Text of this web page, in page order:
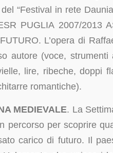
“Festival in rete
PUGLIA 2007/2013
L’opera di
autore (voce,
lire, ribeche, doppi
romantiche).
MEDIEVALE. La
percorso per scoprire
carico di futuro. Il